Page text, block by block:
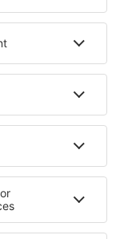
in Quenza
Hotely in Nayarit
Kalifornii